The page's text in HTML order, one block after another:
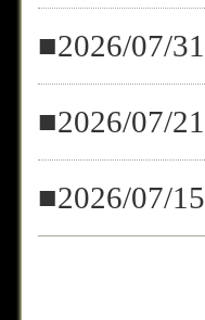
■2026/07/31
■2026/07/21
■2026/07/15